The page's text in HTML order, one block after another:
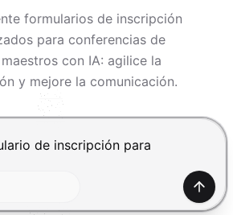
formularios de inscripción
para conferencias de
con IA: agilice la
y mejore la comunicación.
enviar, Shift+Enter para añadir